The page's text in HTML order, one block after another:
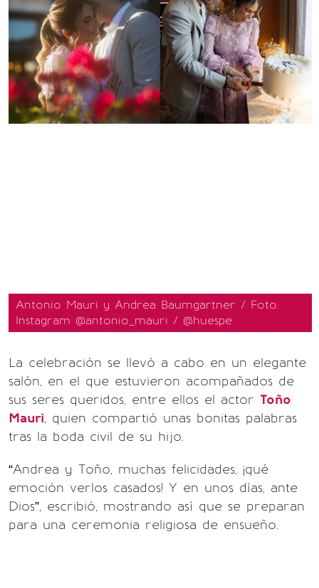
Antonio Mauri y Andrea Baumgartner / Foto:
Instagram @antonio_mauri / @huespe
La celebración se llevó a cabo en un elegante
salón, en el que estuvieron acompañados de
sus seres queridos, entre ellos el actor Toño
Mauri, quien compartió unas bonitas palabras
tras la boda civil de su hijo.
“Andrea y Toño, muchas felicidades, ¡qué
emoción verlos casados! Y en unos días, ante
Dios”, escribió, mostrando así que se preparan
para una ceremonia religiosa de ensueño.